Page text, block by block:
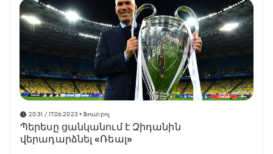
20:31 / 17.06.2023 • Ֆուտբոլ
Պերեսը ցանկանում է Զիդանին
վերադարձնել «Ռեալ»